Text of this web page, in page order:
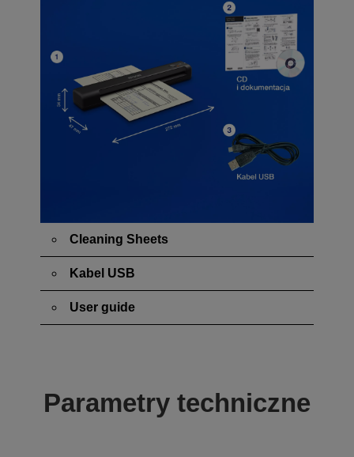
Cleaning Sheets
Kabel USB
User guide
Parametry techniczne